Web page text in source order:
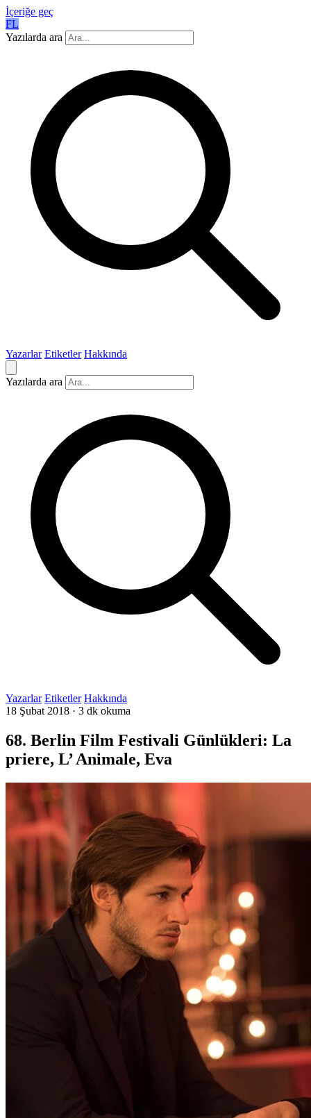
İçeriğe geç
FL
Yazılarda ara
Yazarlar Etiketler Hakkında
Yazılarda ara
Yazarlar Etiketler Hakkında
18 Şubat 2018 · 3 dk okuma
68. Berlin Film Festivali Günlükleri: La
priere, L’ Animale, Eva